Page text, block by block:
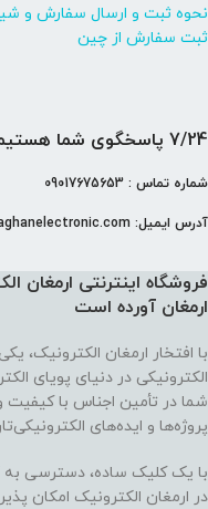
نحوه ثبت و ارسال سفارش و
ثبت سفارش از چین
7/24 پاسخگوی شما هستیم.
شماره تماس : 09017675653
آدرس ایمیل: info@armaghanelectronic.com
فروشگاه اینترنتی ارمغان
ارمغان آورده‌ است
با افتخار ارمغان الکترونیک،
الکترونیکی در دنیای پویای
شما در تأمین اجناس با
پروژه‌ها و ایده‌های
با یک کلیک ساده، دسترسی به
در ارمغان الکترونیک امکان